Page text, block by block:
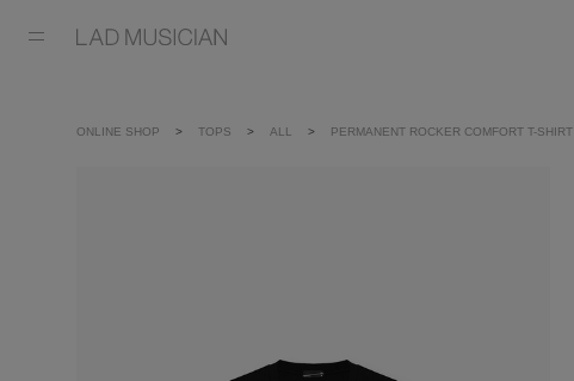
ONLINE SHOP TOPS ALL PERMANENT ROCKER COMFORT T-SHIRT